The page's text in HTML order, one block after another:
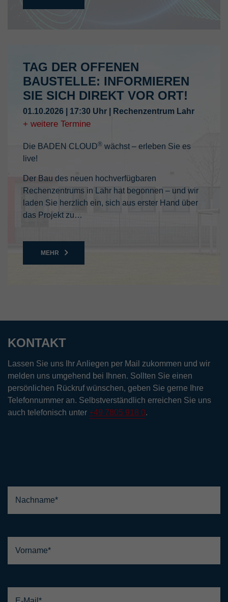
TAG DER OFFENEN
BAUSTELLE: INFORMIEREN
SIE SICH DIREKT VOR ORT!
01.10.2026 | 17:30 Uhr | Rechenzentrum Lahr
+ weitere Termine
Die BADEN CLOUD® wächst – erleben Sie es
live!
Der Bau des neuen hochverfügbaren
Rechenzentrums in Lahr hat begonnen – und wir
laden Sie herzlich ein, sich aus erster Hand über
das Projekt zu…
MEHR
KONTAKT
Lassen Sie uns Ihr Anliegen per Mail zukommen und wir
melden uns umgehend bei Ihnen. Sollten Sie einen
persönlichen Rückruf wünschen, geben Sie gerne Ihre
Telefonnummer an. Selbstverständlich erreichen Sie uns
auch telefonisch unter +49 7805 918 0.